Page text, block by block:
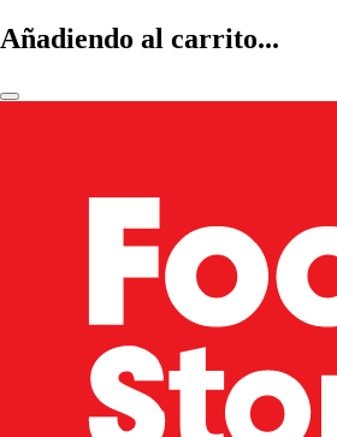
Añadiendo al carrito...